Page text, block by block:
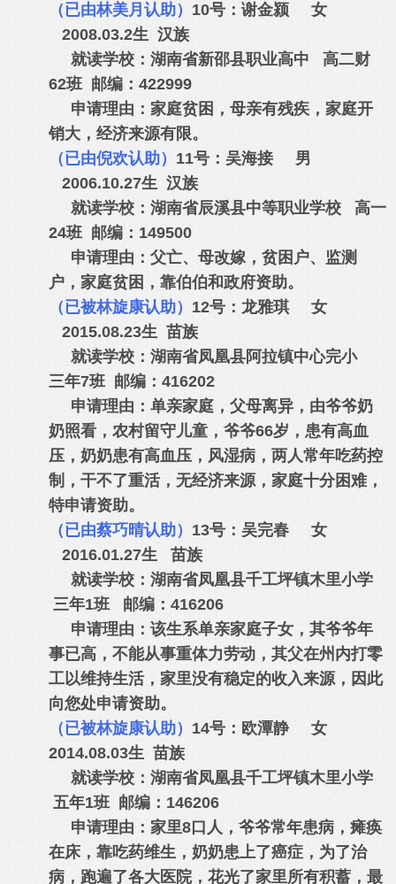
（已由林美月认助） 10号：谢金颍 女
2008.03.2生 汉族
就读学校：湖南省新邵县职业高中 高二财
62班 邮编：422999
申请理由：家庭贫困，母亲有残疾，家庭开
销大，经济来源有限。
（已由倪欢认助） 11号：吴海接 男
2006.10.27生 汉族
就读学校：湖南省辰溪县中等职业学校 高一
24班 邮编：149500
申请理由：父亡、母改嫁，贫困户、监测
户，家庭贫困，靠伯伯和政府资助。
（已被林旋康认助） 12号：龙雅琪 女
2015.08.23生 苗族
就读学校：湖南省凤凰县阿拉镇中心完小
三年7班 邮编：416202
申请理由：单亲家庭，父母离异，由爷爷奶
奶照看，农村留守儿童，爷爷66岁，患有高血
压，奶奶患有高血压，风湿病，两人常年吃药控
制，干不了重活，无经济来源，家庭十分困难，
特申请资助。
（已由蔡巧晴认助） 13号：吴完春 女
2016.01.27生 苗族
就读学校：湖南省凤凰县千工坪镇木里小学
三年1班 邮编：416206
申请理由：该生系单亲家庭子女，其爷爷年
事已高，不能从事重体力劳动，其父在州内打零
工以维持生活，家里没有稳定的收入来源，因此
向您处申请资助。
（已被林旋康认助） 14号：欧潭静 女
2014.08.03生 苗族
就读学校：湖南省凤凰县千工坪镇木里小学
五年1班 邮编：146206
申请理由：家里8口人，爷爷常年患病，瘫痪
在床，靠吃药维生，奶奶患上了癌症，为了治
病，跑遍了各大医院，花光了家里所有积蓄，最